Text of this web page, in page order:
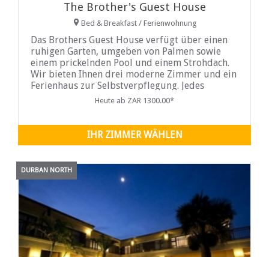
The Brother's Guest House
Bed & Breakfast / Ferienwohnung
Das Brothers Guest House verfügt über einen
ruhigen Garten, umgeben von Palmen sowie
einem prickelnden Pool und einem Strohdach.
Wir bieten Ihnen drei moderne Zimmer und ein
Ferienhaus zur Selbstverpflegung. Jedes
Zimmer hat zwei ...Heute ab ZAR 1300.00*
IHR ZIMMER WÄHLEN
DURBAN NORTH